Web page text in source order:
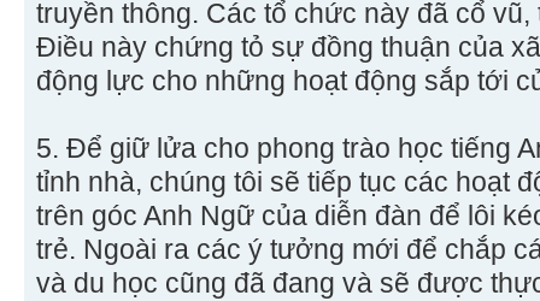
truyền thông. Các tổ chức này đã cổ
Điều này chứng tỏ sự đồng thuận của
động lực cho những hoạt động sắp tới
5. Để giữ lửa cho phong trào học tiếng
tỉnh nhà, chúng tôi sẽ tiếp tục các hoạt
trên góc Anh Ngữ của diễn đàn để lôi
trẻ. Ngoài ra các ý tưởng mới để chắp
và du học cũng đã đang và sẽ được